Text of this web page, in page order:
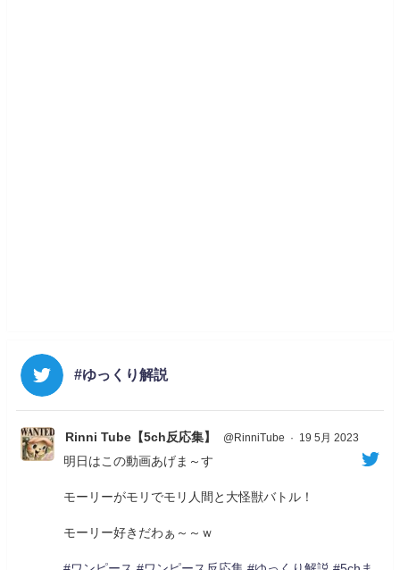
#ゆっくり解説
Rinni Tube【5ch反応集】 @RinniTube · 19 5月 2023
明日はこの動画あげま～す
モーリーがモリでモリ人間と大怪獣バトル！
モーリー好きだわぁ～～ｗ